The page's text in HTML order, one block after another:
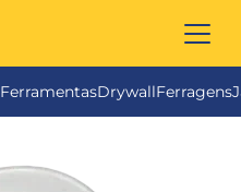
FerramentasDrywallFerragens